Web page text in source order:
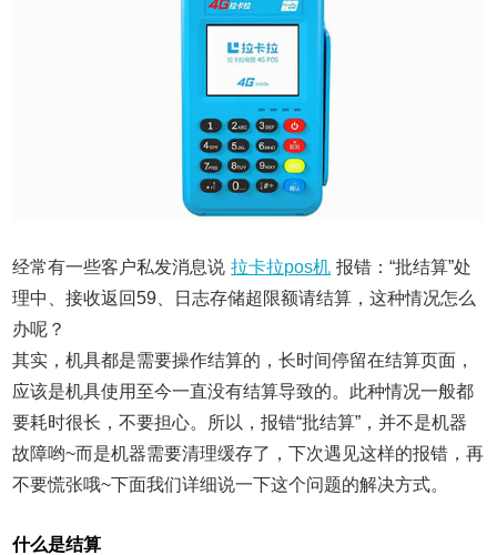
经常有一些客户私发消息说 拉卡拉pos机 报错：“批结算”处
理中、接收返回59、日志存储超限额请结算，这种情况怎么
办呢？
其实，机具都是需要操作结算的，长时间停留在结算页面，
应该是机具使用至今一直没有结算导致的。此种情况一般都
要耗时很长，不要担心。所以，报错“批结算”，并不是机器
故障哟~而是机器需要清理缓存了，下次遇见这样的报错，再
不要慌张哦~下面我们详细说一下这个问题的解决方式。
什么是结算